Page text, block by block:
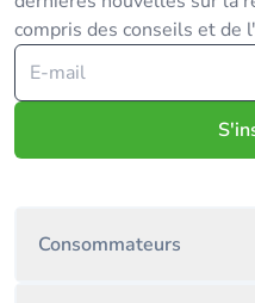
compris des conseils et de
Consommateurs